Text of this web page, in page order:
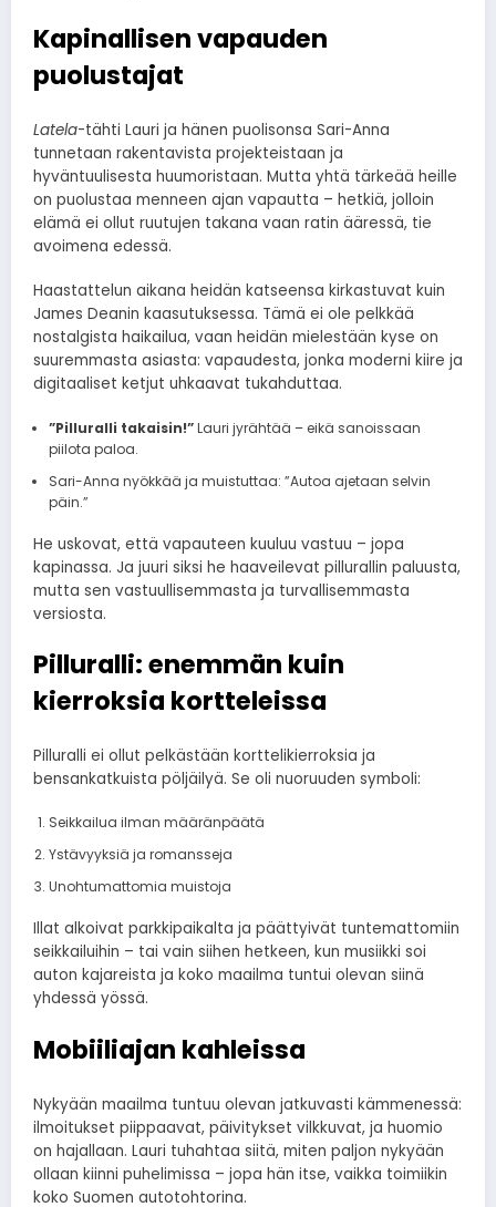
Kapinallisen vapauden
puolustajat
Latela-tähti Lauri ja hänen puolisonsa Sari-Anna
tunnetaan rakentavista projekteistaan ja
hyväntuulisesta huumoristaan. Mutta yhtä tärkeää heille
on puolustaa menneen ajan vapautta – hetkiä, jolloin
elämä ei ollut ruutujen takana vaan ratin ääressä, tie
avoimena edessä.
Haastattelun aikana heidän katseensa kirkastuvat kuin
James Deanin kaasutuksessa. Tämä ei ole pelkkää
nostalgista haikailua, vaan heidän mielestään kyse on
suuremmasta asiasta: vapaudesta, jonka moderni kiire ja
digitaaliset ketjut uhkaavat tukahduttaa.
”Pilluralli takaisin!”Lauri jyrähtää – eikä sanoissaan
piilota paloa.
Sari-Anna nyökkää ja muistuttaa: ”Autoa ajetaan selvin
päin.”
He uskovat, että vapauteen kuuluu vastuu – jopa
kapinassa. Ja juuri siksi he haaveilevat pillurallin paluusta,
mutta sen vastuullisemmasta ja turvallisemmasta
versiosta.
Pilluralli: enemmän kuin
kierroksia kortteleissa
Pilluralli ei ollut pelkästään korttelikierroksia ja
bensankatkuista pöljäilyä. Se oli nuoruuden symboli:
Seikkailua ilman määränpäätä
Ystävyyksiä ja romansseja
Unohtumattomia muistoja
Illat alkoivat parkkipaikalta ja päättyivät tuntemattomiin
seikkailuihin – tai vain siihen hetkeen, kun musiikki soi
auton kajareista ja koko maailma tuntui olevan siinä
yhdessä yössä.
Mobiiliajan kahleissa
Nykyään maailma tuntuu olevan jatkuvasti kämmenessä:
ilmoitukset piippaavat, päivitykset vilkkuvat, ja huomio
on hajallaan. Lauri tuhahtaa siitä, miten paljon nykyään
ollaan kiinni puhelimissa – jopa hän itse, vaikka toimiikin
koko Suomen autotohtorina.